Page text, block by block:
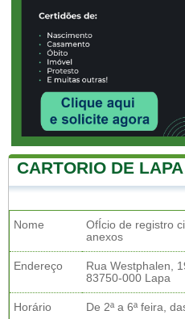
CARTORIO DE LAPA
Nome
OfÍcio de registro
anexos
Endereço
Rua Westphalen,
83750-000 Lapa
Horário De 2ª a 6ª feira,